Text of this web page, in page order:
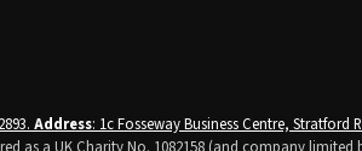
Address: 1c Fosseway Business Centre, Stratford